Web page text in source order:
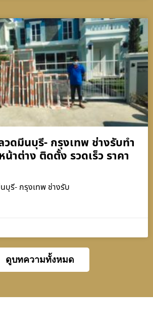
วดมีนบุรี- กรุงเทพ ช่างรับทำ
าต่าง ติดตั้ง รวดเร็ว ราคา
บุรี- กรุงเทพ ช่างรับ
ดูบทความทั้งหมด